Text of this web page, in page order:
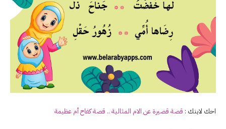
احك لابنك : قصة قصيرة عن الام المثالية .. قصة كفاح أم عظيمة